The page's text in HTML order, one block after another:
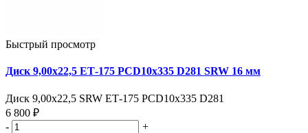
Быстрый просмотр
Диск 9,00х22,5 ЕТ-175 PCD10x335 D281 SRW 16 мм
Диск 9,00х22,5 SRW ЕТ-175 PCD10x335 D281
6 800 ₽
-
+